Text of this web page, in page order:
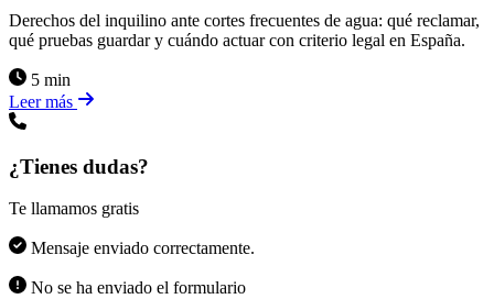
Derechos del inquilino ante cortes frecuentes de agua: qué reclamar,
qué pruebas guardar y cuándo actuar con criterio legal en España.
5 min
Leer más
¿Tienes dudas?
Te llamamos gratis
Mensaje enviado correctamente.
No se ha enviado el formulario